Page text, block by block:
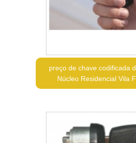
preço de chave codificada
Núcleo Residencial Vila